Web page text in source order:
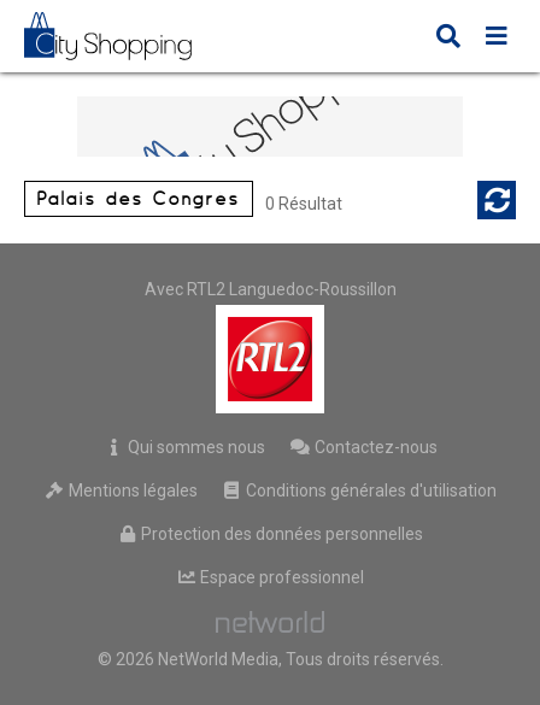
Palais des Congrès 0 Résultat
Avec RTL2 Languedoc-Roussillon
Qui sommes nous Contactez-nous
Mentions légales Conditions générales d'utilisation
Protection des données personnelles
Espace professionnel
© 2026 NetWorld Media, Tous droits réservés.